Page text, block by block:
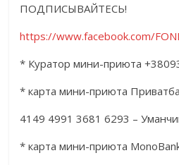
ПОДПИСЫВАЙТЕСЬ!
https://www.facebook.com/
* Куратор мини-приюта
* карта мини-приюта
4149 4991 3681 6293 –
* карта мини-приюта